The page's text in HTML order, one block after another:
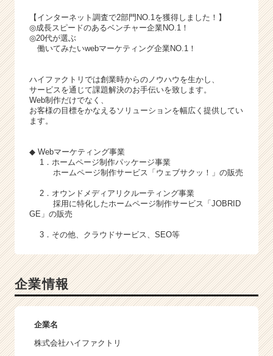
【インターネット調査で2部門NO.1を獲得しました！】
◎成長スピードのあるベンチャー企業NO.1！
◎20代が選ぶ
働いてみたいwebマーケティング企業NO.1！
ハイファクトリでは創業時からのノウハウを生かし、
サービスを通じて課題解決のお手伝いを致します。
Web制作だけでなく、
お客様の目標をかなえるソリューションを幅広く提供してい
ます。
◆ Webマーケティング事業
1．ホームページ制作パッケージ事業
ホームページ制作サービス「ウェブサクッ！」の販売
2．オウンドメディアリクルーティング事業
採用に特化したホームページ制作サービス「JOBRID
GE」の販売
3．その他、クラウドサービス、SEO等
企業情報
企業名
株式会社ハイファクトリ